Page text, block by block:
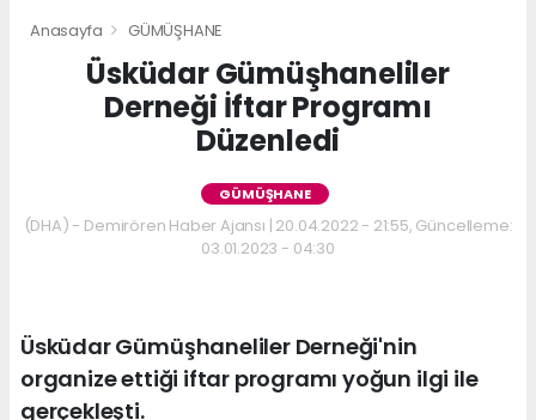
Anasayfa GÜMÜŞHANE
Üsküdar Gümüşhaneliler
Derneği İftar Programı
Düzenledi
GÜMÜŞHANE
(DHA) - Demirören Haber Ajansı | 20.04.2022 - 21:55, Güncelleme:
03.01.2023 - 04:30
Üsküdar Gümüşhaneliler Derneği'nin
organize ettiği iftar programı yoğun ilgi ile
gerçekleşti.